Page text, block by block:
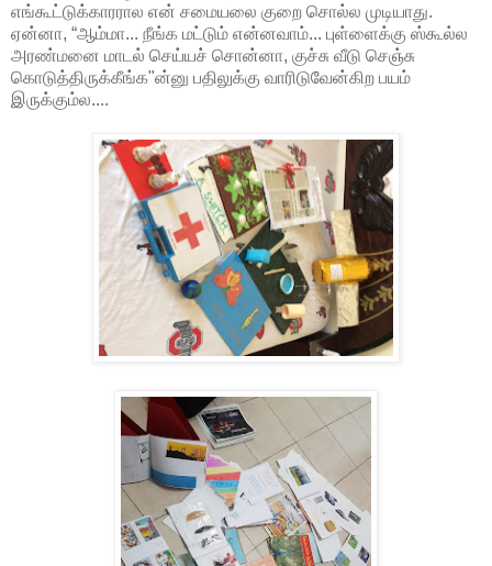
எங்கூட்டுக்காரரால என் சமையலை குறை சொல்ல முடியாது.
ஏன்னா, “ஆம்மா... நீங்க மட்டும் என்னவாம்... புள்ளைக்கு ஸ்கூல்ல
அரண்மனை மாடல் செய்யச் சொன்னா, குச்சு வீடு செஞ்சு
கொடுத்திருக்கீங்க"ன்னு பதிலுக்கு வாரிடுவேன்கிற பயம்
இருக்கும்ல....